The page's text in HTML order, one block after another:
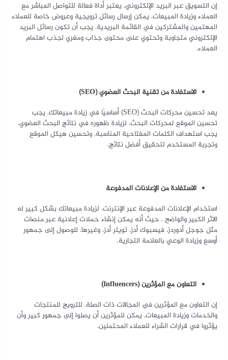
إن التسويق عبر البريد الإلكتروني. يعتبر أداة فعالة للتواصل المباشر مع
العملاء وزيادة المبيعات. يمكن إرسال رسائل ترويجية وعروض خاصة للعملاء
المهتمين والمشتركين في القائمة البريدية. يجب أن تكون رسائل البريد
الإلكتروني متجاوبة وتحتوي على محتوى جذاب ومغري لجذب اهتمام
العملاء.
الاستفادة من تقنية البحث العضوي (SEO)
يعد تحسين محركات البحث (SEO) أساسيًا في زيادة مبيعاتك. يجب
تحسين الموقع لمحركات البحث. لزيادة ظهوره في نتائج البحث العضوي.
يجب استهداف الكلمات المفتاحية المناسبة. وتحسين هيكل الموقع
وتجربة المستخدم لتحقيق أفضل نتائج.
الاستفادة من الإعلانات المدفوعة
استخدام الإعلانات المدفوعة عبر الإنترنت. لزيادة مبيعاتك بشكل كبير له
الاثر الكبير والواضح . حيث أنه يمكن إنشاء حملات إعلانية عبر منصات
مثل جوجل أدوردز، فيسبوك أدز، تويتر أدز، وغيرها. للوصول إلى جمهور
أوسع وزيادة الوعي بالعلامة التجارية.
التعاون مع المؤثرين (Influencers)
إن التعاون مع المؤثرين في المجالات ذات الصلة. للترويج للمنتجات
والخدمات وزيادة المبيعات. يمكن للمؤثرين أن يصلوا إلى جمهور كبير وأن
يؤثروا في قرارات الشراء للعملاء المحتملين.